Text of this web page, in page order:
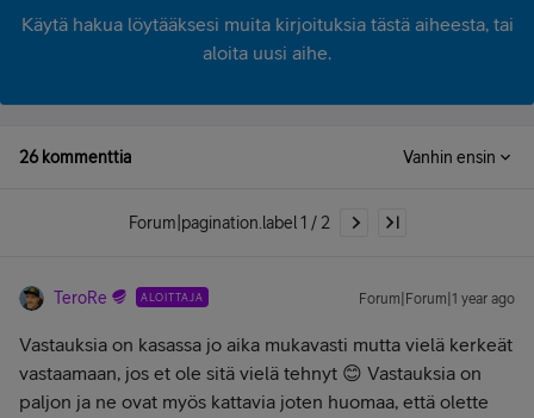
Käytä hakua löytääksesi muita kirjoituksia tästä aiheesta, tai
aloita uusi aihe.
26 kommenttia Vanhin ensin
Forum|pagination.label 1 / 2
TeroRe ALOITTAJA Forum|Forum|1 year ago
Vastauksia on kasassa jo aika mukavasti mutta vielä kerkeät
vastaamaan, jos et ole sitä vielä tehnyt 😊 Vastauksia on
paljon ja ne ovat myös kattavia joten huomaa, että olette